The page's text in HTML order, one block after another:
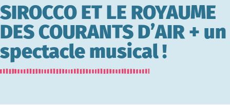
SIROCCO ET LE ROYAUME
DES COURANTS D’AIR + un
spectacle musical !